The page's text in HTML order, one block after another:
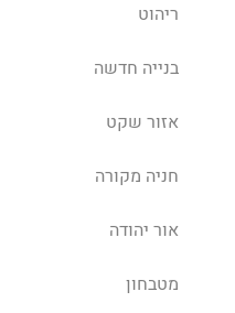
ריהוט
בנייה חדשה
אזור שקט
חניה מקורה
אור יהודה
מטבחון